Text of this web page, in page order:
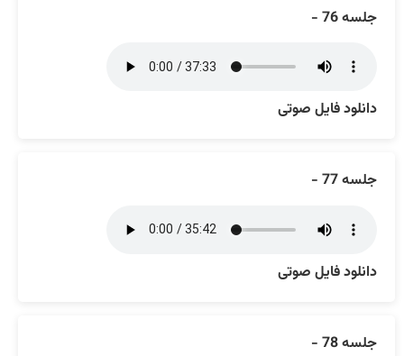
جلسه 76 -
دانلود فایل صوتی
جلسه 77 -
دانلود فایل صوتی
جلسه 78 -